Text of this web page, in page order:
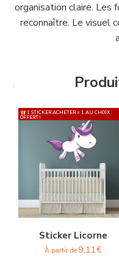
organisation claire. Les
reconnaître. Le visuel
1 STICKER ACHETER = 1 AU CHOIX
OFFERT !
Sticker Licorne
À partir de9,11€